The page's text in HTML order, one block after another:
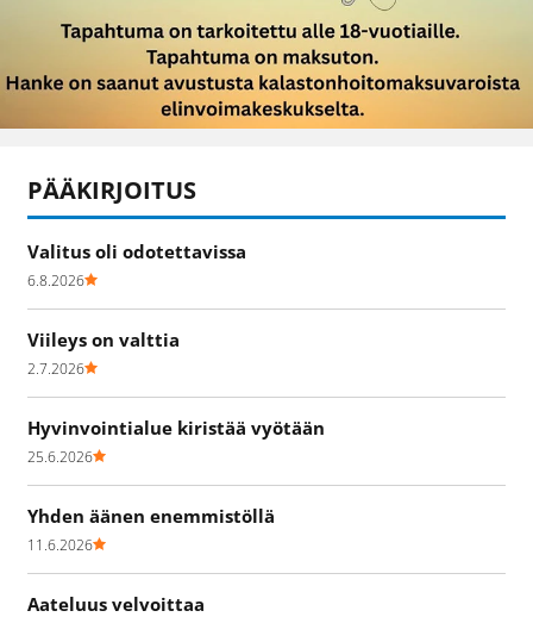
PÄÄKIRJOITUS
Valitus oli odotettavissa
6.8.2026
Viileys on valttia
2.7.2026
Hyvinvointialue kiristää vyötään
25.6.2026
Yhden äänen enemmistöllä
11.6.2026
Aateluus velvoittaa